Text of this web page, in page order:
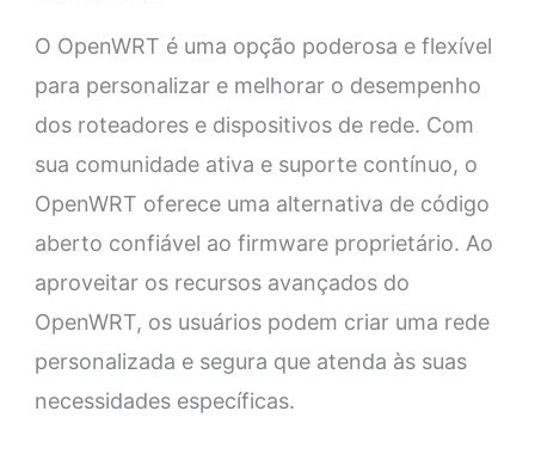
O OpenWRT é uma opção poderosa e flexível
para personalizar e melhorar o desempenho
dos roteadores e dispositivos de rede. Com
sua comunidade ativa e suporte contínuo, o
OpenWRT oferece uma alternativa de código
aberto confiável ao firmware proprietário. Ao
aproveitar os recursos avançados do
OpenWRT, os usuários podem criar uma rede
personalizada e segura que atenda às suas
necessidades específicas.